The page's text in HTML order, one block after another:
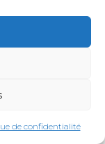
de confidentialité
saison